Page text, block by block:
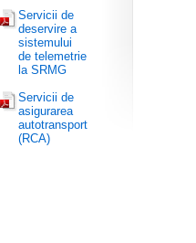
Servicii de
deservire a
sistemului
de telemetrie
la SRMG
Servicii de
asigurarea
autotransport
(RCA)